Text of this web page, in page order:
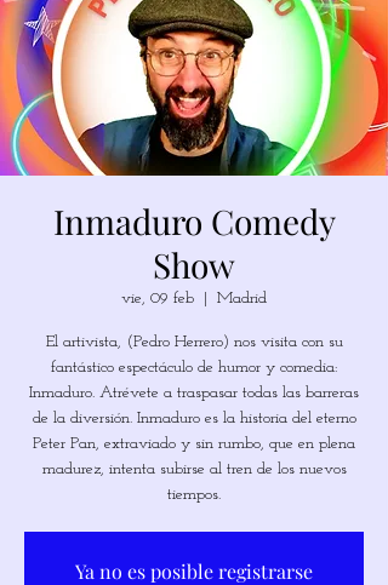
Inmaduro Comedy
Show
vie, 09 feb Madrid
El artivista, (Pedro Herrero) nos visita con su
fantástico espectáculo de humor y comedia:
Inmaduro. Atrévete a traspasar todas las barreras
de la diversión. Inmaduro es la historia del eterno
Peter Pan, extraviado y sin rumbo, que en plena
madurez, intenta subirse al tren de los nuevos
tiempos.
Ya no es posible registrarse